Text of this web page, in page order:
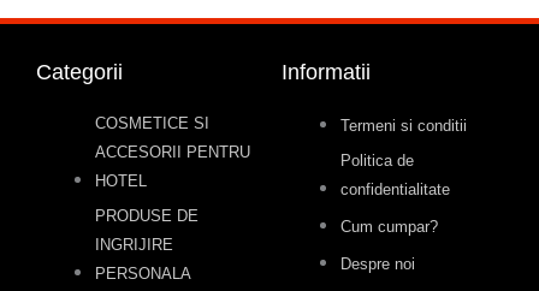
Categorii
COSMETICE SI
ACCESORII PENTRU
HOTEL
PRODUSE DE
INGRIJIRE
PERSONALA
Informatii
Termeni si conditii
Politica de
confidentialitate
Cum cumpar?
Despre noi